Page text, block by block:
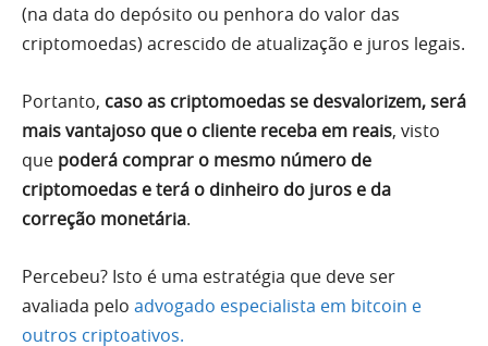
(na data do depósito ou penhora do valor das
criptomoedas) acrescido de atualização e juros legais.
Portanto, caso as criptomoedas se desvalorizem, será
mais vantajoso que o cliente receba em reais, visto
que poderá comprar o mesmo número de
criptomoedas e terá o dinheiro do juros e da
correção monetária.
Percebeu? Isto é uma estratégia que deve ser
avaliada pelo advogado especialista em bitcoin e
outros criptoativos.